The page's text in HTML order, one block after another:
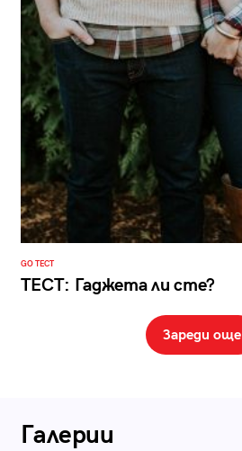
GO ТЕСТ
ТЕСТ: Гаджета ли сте?
Зареди още
Галерии